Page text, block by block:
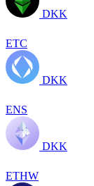
DKK
ETC
DKK
ENS
DKK
ETHW